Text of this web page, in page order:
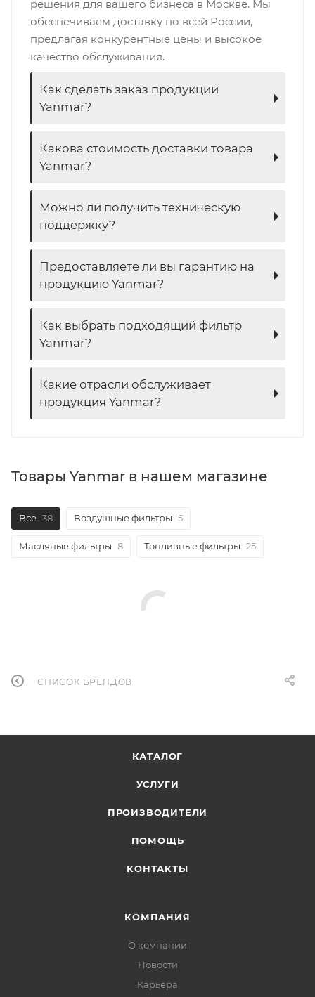
решения для вашего бизнеса в Москве. Мы
обеспечиваем доставку по всей России,
предлагая конкурентные цены и высокое
качество обслуживания.
Как сделать заказ продукции
Yanmar?
Какова стоимость доставки товара
Yanmar?
Можно ли получить техническую
поддержку?
Предоставляете ли вы гарантию на
продукцию Yanmar?
Как выбрать подходящий фильтр
Yanmar?
Какие отрасли обслуживает
продукция Yanmar?
Товары Yanmar в нашем магазине
Все 38 Воздушные фильтры 5
Масляные фильтры 8 Топливные фильтры 25
СПИСОК БРЕНДОВ
КАТАЛОГ
УСЛУГИ
ПРОИЗВОДИТЕЛИ
ПОМОЩЬ
КОНТАКТЫ
КОМПАНИЯ
О компании
Новости
Карьера